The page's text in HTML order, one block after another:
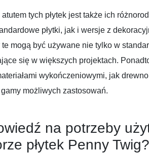
atutem tych płytek jest także ich
płytki, jak i wersje z
te mogą być używane nie tylko w
się w większych projektach.
wykończeniowymi, jak
możliwych zastosowań.
na potrzeby
płytek Penny Twig?